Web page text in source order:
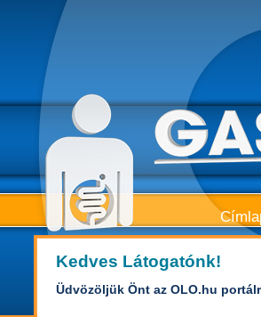
Kedves Látogatónk!
Üdvözöljük Önt az OLO.hu